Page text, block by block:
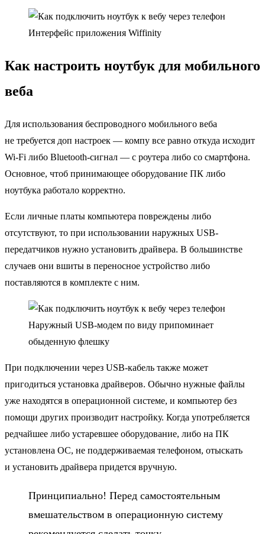
Интерфейс приложения Wiffinity
Как настроить ноутбук для мобильного
веба
Для использования беспроводного мобильного веба
не требуется доп настроек — компу все равно откуда исходит
Wi-Fi либо Bluetooth-сигнал — с роутера либо со смартфона.
Основное, чтоб принимающее оборудование ПК либо
ноутбука работало корректно.
Если личные платы компьютера повреждены либо
отсутствуют, то при использовании наружных USB-
передатчиков нужно установить драйвера. В большинстве
случаев они вшиты в переносное устройство либо
поставляются в комплекте с ним.
Наружный USB-модем по виду припоминает
обыденную флешку
При подключении через USB-кабель также может
пригодиться установка драйверов. Обычно нужные файлы
уже находятся в операционной системе, и компьютер без
помощи других производит настройку. Когда употребляется
редчайшее либо устаревшее оборудование, либо на ПК
установлена ОС, не поддерживаемая телефоном, отыскать
и установить драйвера придется вручную.
Принципиально! Перед самостоятельным
вмешательством в операционную систему